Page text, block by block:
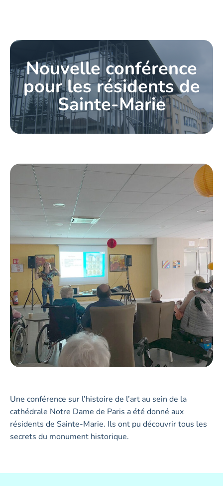
Nouvelle conférence
pour les résidents de
Sainte-Marie
Une conférence sur l’histoire de l’art au sein de la
cathédrale Notre Dame de Paris a été donné aux
résidents de Sainte-Marie. Ils ont pu découvrir tous les
secrets du monument historique.